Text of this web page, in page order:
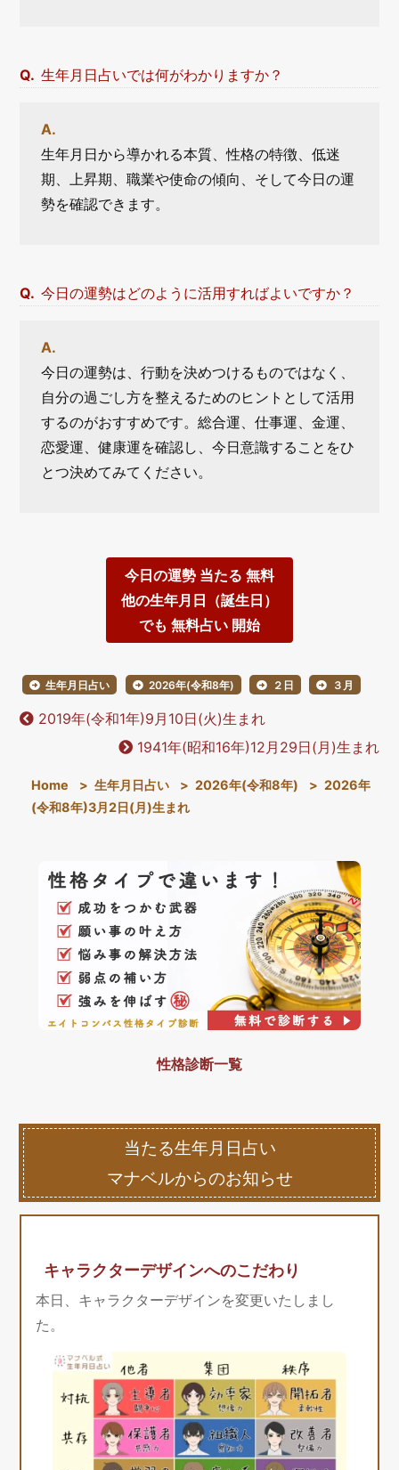
生年月日占いでは何がわかりますか？
生年月日から導かれる本質、性格の特徴、低迷
期、上昇期、職業や使命の傾向、そして今日の運
勢を確認できます。
今日の運勢はどのように活用すればよいですか？
今日の運勢は、行動を決めつけるものではなく、
自分の過ごし方を整えるためのヒントとして活用
するのがおすすめです。総合運、仕事運、金運、
恋愛運、健康運を確認し、今日意識することをひ
とつ決めてみてください。
今日の運勢 当たる 無料
他の生年月日（誕生日）
でも 無料占い 開始
生年月日占い 2026年(令和8年) ２日 ３月
2019年(令和1年)9月10日(火)生まれ
1941年(昭和16年)12月29日(月)生まれ
Home > 生年月日占い > 2026年(令和8年) > 2026年
(令和8年)3月2日(月)生まれ
性格診断一覧
当たる生年月日占い
マナベルからのお知らせ
キャラクターデザインへのこだわり
本日、キャラクターデザインを変更いたしまし
た。